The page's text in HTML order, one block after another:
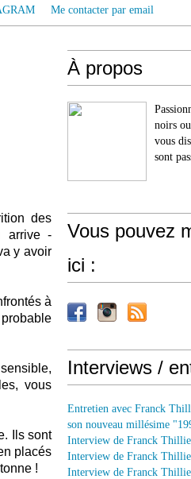
Me contacter par email
des
arrive -
y avoir
à
probable
vous
Ils sont
placés
!
À propos
noirs
vous
sont
Vous pouvez
ici :
Interviews /
Entretien avec Franck
son nouveau millésime
Interview de Franck
Interview de Franck
Interview de Franck